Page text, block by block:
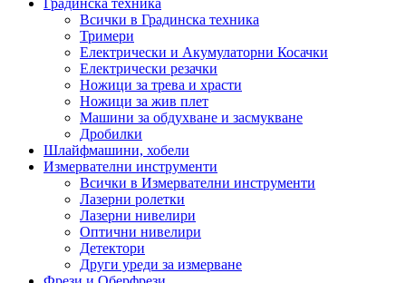
Градинска техника
Всички в Градинска техника
Тримери
Електрически и Акумулаторни Косачки
Електрически резачки
Ножици за трева и храсти
Ножици за жив плет
Машини за обдухване и засмукване
Дробилки
Шлайфмашини, хобели
Измервателни инструменти
Всички в Измервателни инструменти
Лазерни ролетки
Лазерни нивелири
Оптични нивелири
Детектори
Други уреди за измерване